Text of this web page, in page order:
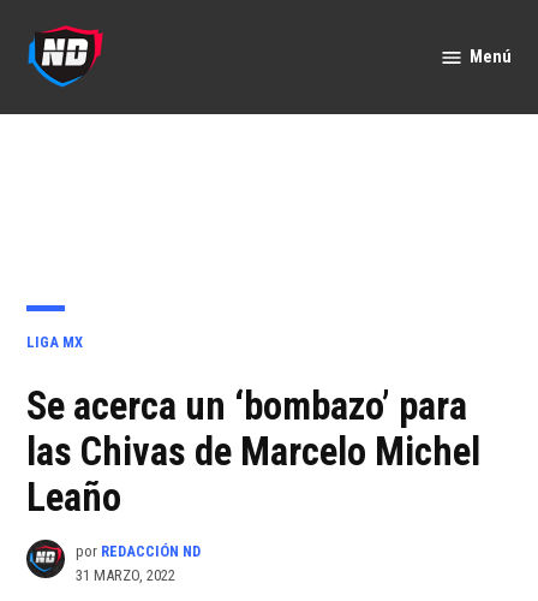
contenido
Menú
PUBLICADO
LIGA MX
Se acerca un ‘bombazo’ para
las Chivas de Marcelo Michel
Leaño
por REDACCIÓN ND
31 MARZO, 2022